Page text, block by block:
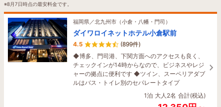
福岡県／福岡市（博多駅周辺・香椎・海の中道）
ホテルオークラ福岡
4.6 (86件)
ハイクラス
色づく街並みと変わらぬおもてなし。博多伝統の
趣を感じさせる落ち着いたインテリアの客室をご
準備。街の景色とともに心安らぐひとときをどう
ぞ安心してお過ごしくださいませ。
を。リバービュー客室や庭園露天風呂付き客室も
ご用意。
36,840円～
1名 18,420円～
天神博多から車で50分／福岡空港よりお車で40分／博多バスターミナルより
※8月7日時点の最安料金です。
福岡県／北九州市（小倉・八幡・門司）
ダイワロイネットホテル小倉駅前
4.5
(899件)
◆博多、門司港、下関方面へのアクセスも良く、
チェックインが14時からなので、ビジネスやレジ
ャーの拠点に便利です ◆ツイン、スーペリアダブ
ルはバス・トイレ別のセパレートタイプ
1泊 大人2名 合計(税込)